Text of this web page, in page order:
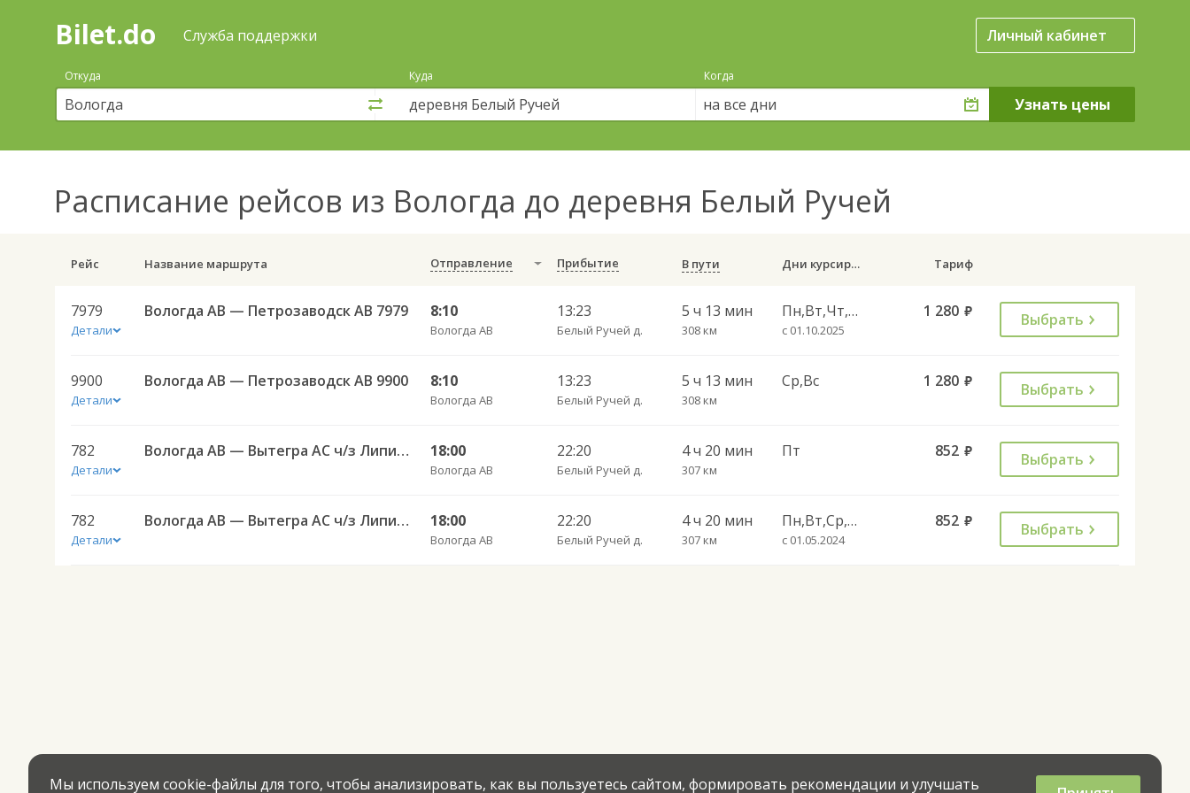
Поиск
покупка
билетов
автобус
онлайн
Bilet.do Служба поддержки Личный кабинет
Откуда Куда Когда
на все дни
Расписание рейсов из Вологда до деревня Белый Ручей
Рейс Название маршрута Отправление Прибытие В пути Дни курсирования Тариф
7979
Детали
Вологда АВ — Петрозаводск АВ 7979 8:10
Вологда АВ
13:23
Белый Ручей д.
5 ч 13 мин
308 км
Пн,Вт,Чт,Пт,Сб
с 01.10.2025
1 280 руб. Выбрать
9900
Детали
Вологда АВ — Петрозаводск АВ 9900 8:10
Вологда АВ
13:23
Белый Ручей д.
5 ч 13 мин
308 км
Ср,Вс 1 280 руб. Выбрать
782
Детали
Вологда АВ — Вытегра АС ч/з Липин Бор 782 18:00
Вологда АВ
22:20
Белый Ручей д.
4 ч 20 мин
307 км
Пт 852 руб. Выбрать
782
Детали
Вологда АВ — Вытегра АС ч/з Липин Бор 782 18:00
Вологда АВ
22:20
Белый Ручей д.
4 ч 20 мин
307 км
Пн,Вт,Ср,Чт,Сб,Вс
с 01.05.2024
852 руб. Выбрать
Мы используем cookie-файлы для того, чтобы анализировать, как вы пользуетесь сайтом, формировать рекомендации и улучшать